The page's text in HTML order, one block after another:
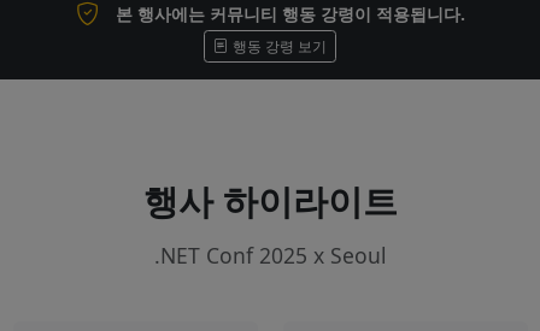
본 행사에는 커뮤니티 행동 강령이 적용됩니다.
행동 강령 보기
행사 하이라이트
.NET Conf 2025 x Seoul